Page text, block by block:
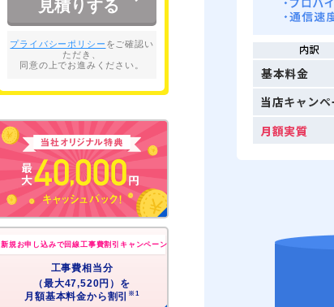
新規お申し込みで回線工事費割引キャンペーン
工事費相当分
（最大47,520円）を
月額基本料金から割引
※1